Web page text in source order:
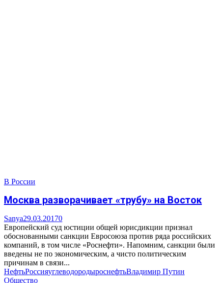
В России
Москва разворачивает «трубу» на Восток
Sanya29.03.20170
Европейский суд юстиции общей юрисдикции признал
обоснованными санкции Евросоюза против ряда российских
компаний, в том числе «Роснефти». Напомним, санкции были
введены не по экономическим, а чисто политическим
причинам в связи...
НефтьРоссияуглеводородыроснефтьВладимир Путин
Общество